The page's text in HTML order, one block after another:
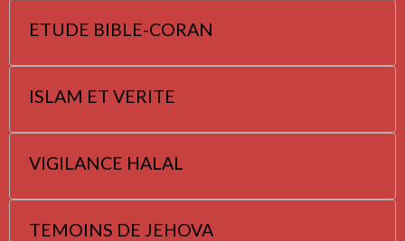
ETUDE BIBLE-CORAN
ISLAM ET VERITE
VIGILANCE HALAL
TEMOINS DE JEHOVA